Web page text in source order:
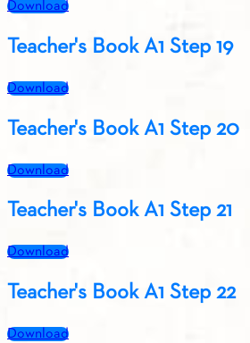
Download
Teacher's Book A1 Step 19
Download
Teacher's Book A1 Step 20
Download
Teacher's Book A1 Step 21
Download
Teacher's Book A1 Step 22
Download